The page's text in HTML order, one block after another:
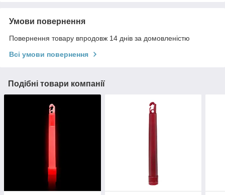
Умови повернення
Повернення товару впродовж 14 днів за домовленістю
Всі умови повернення
Подібні товари компанії